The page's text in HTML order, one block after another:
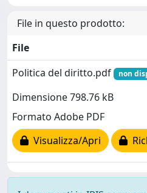
File in questo prodotto:
File
Politica del diritto.pdf
non
Dimensione 798.76 kB
Formato Adobe PDF
Visualizza/Apri